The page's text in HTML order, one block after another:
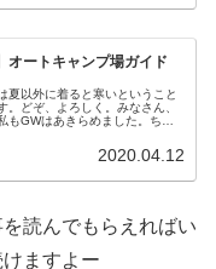
オートキャンプ場ガイド
夏以外に着ると寒いということ
。どぞ、よろしく。みなさん、
もGWはあきらめました。ちょ
2020.04.12
読んでもらえればい
ますよー